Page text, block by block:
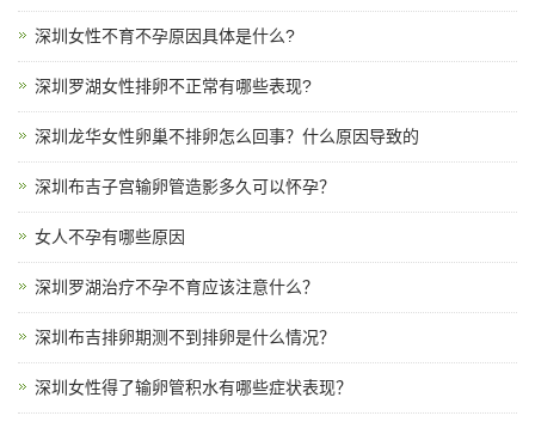
深圳女性不育不孕原因具体是什么?
深圳罗湖女性排卵不正常有哪些表现?
深圳龙华女性卵巢不排卵怎么回事？什么原因导致的
深圳布吉子宫输卵管造影多久可以怀孕？
女人不孕有哪些原因
深圳罗湖治疗不孕不育应该注意什么？
深圳布吉排卵期测不到排卵是什么情况？
深圳女性得了输卵管积水有哪些症状表现？